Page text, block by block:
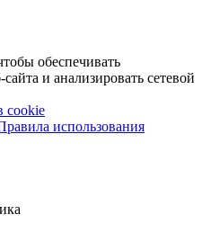
обеспечивать
и анализировать сетевой
cookie
использования